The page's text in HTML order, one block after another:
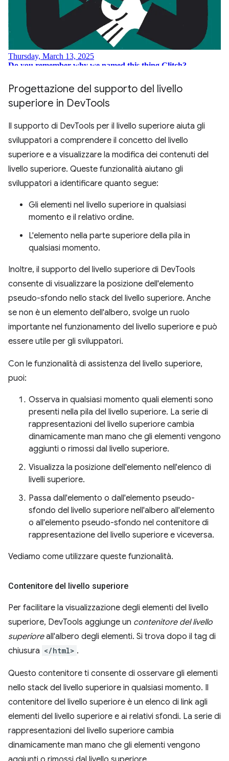
Progettazione del supporto del livello
superiore in DevTools
Il supporto di DevTools per il livello superiore aiuta gli
sviluppatori a comprendere il concetto del livello
superiore e a visualizzare la modifica dei contenuti del
livello superiore. Queste funzionalità aiutano gli
sviluppatori a identificare quanto segue:
Gli elementi nel livello superiore in qualsiasi
momento e il relativo ordine.
L'elemento nella parte superiore della pila in
qualsiasi momento.
Inoltre, il supporto del livello superiore di DevTools
consente di visualizzare la posizione dell'elemento
pseudo-sfondo nello stack del livello superiore. Anche
se non è un elemento dell'albero, svolge un ruolo
importante nel funzionamento del livello superiore e può
essere utile per gli sviluppatori.
Con le funzionalità di assistenza del livello superiore,
puoi:
Osserva in qualsiasi momento quali elementi sono
presenti nella pila del livello superiore. La serie di
rappresentazioni del livello superiore cambia
dinamicamente man mano che gli elementi vengono
aggiunti o rimossi dal livello superiore.
Visualizza la posizione dell'elemento nell'elenco di
livelli superiore.
Passa dall'elemento o dall'elemento pseudo-
sfondo del livello superiore nell'albero all'elemento
o all'elemento pseudo-sfondo nel contenitore di
rappresentazione del livello superiore e viceversa.
Vediamo come utilizzare queste funzionalità.
Contenitore del livello superiore
Per facilitare la visualizzazione degli elementi del livello
superiore, DevTools aggiunge un contenitore del livello
superioreall'albero degli elementi. Si trova dopo il tag di
chiusura </html> .
Questo contenitore ti consente di osservare gli elementi
nello stack del livello superiore in qualsiasi momento. Il
contenitore del livello superiore è un elenco di link agli
elementi del livello superiore e ai relativi sfondi. La serie di
rappresentazioni del livello superiore cambia
dinamicamente man mano che gli elementi vengono